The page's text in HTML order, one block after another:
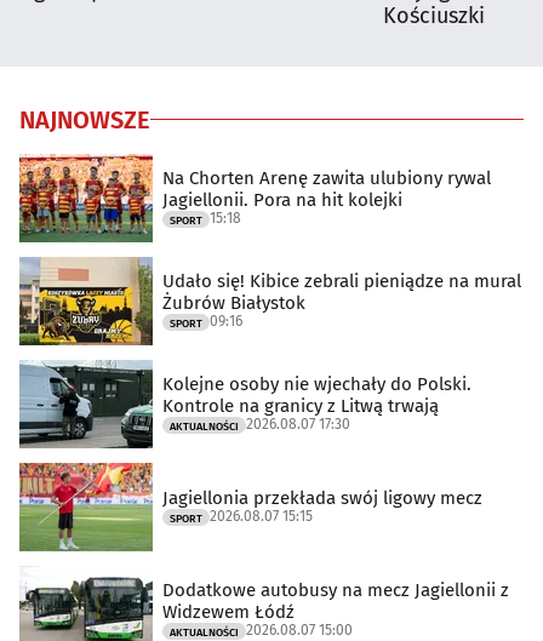
Kościuszki
NAJNOWSZE
Na Chorten Arenę zawita ulubiony rywal
Jagiellonii. Pora na hit kolejki
SPORT 15:18
Udało się! Kibice zebrali pieniądze na mural
Żubrów Białystok
SPORT 09:16
Kolejne osoby nie wjechały do Polski.
Kontrole na granicy z Litwą trwają
AKTUALNOŚCI 2026.08.07 17:30
Jagiellonia przekłada swój ligowy mecz
SPORT 2026.08.07 15:15
Dodatkowe autobusy na mecz Jagiellonii z
Widzewem Łódź
AKTUALNOŚCI 2026.08.07 15:00